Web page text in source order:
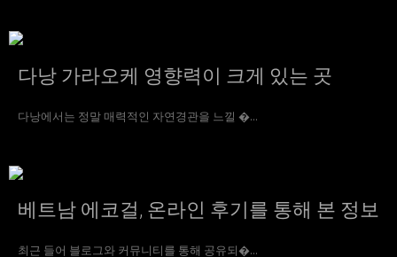
다낭 가라오케 영향력이 크게 있는 곳
다낭에서는 정말 매력적인 자연경관을 느낄 �...
베트남 에코걸, 온라인 후기를 통해 본 정보
최근 들어 블로그와 커뮤니티를 통해 공유되�...